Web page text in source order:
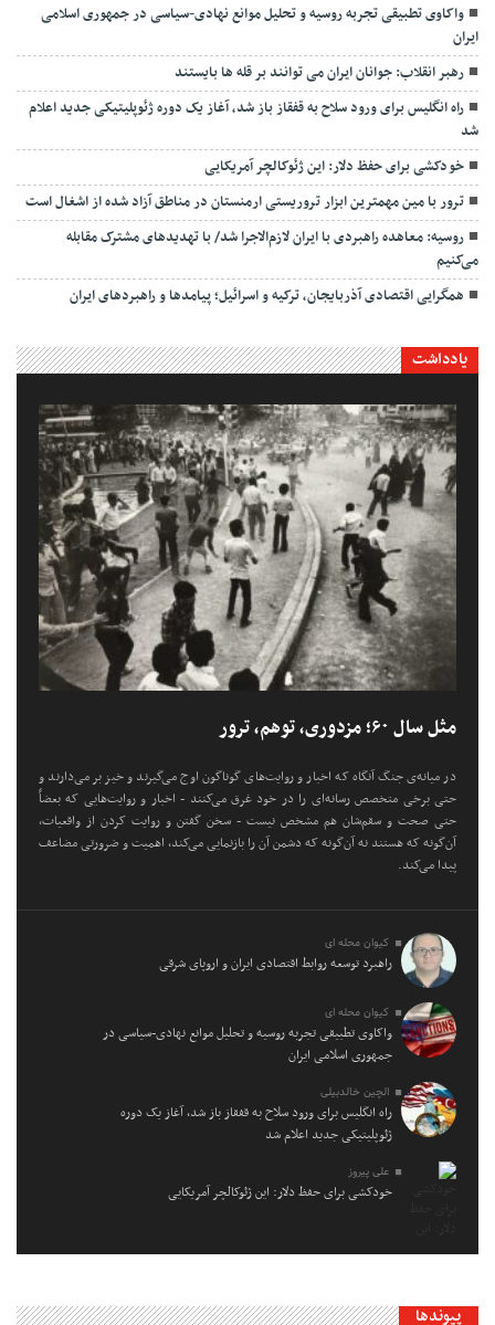
واکاوی تطبیقی تجربه روسیه و تحلیل موانع نهادی-سیاسی در جمهوری اسلامی
ایران
رهبر انقلاب: جوانان ایران می توانند بر قله ها بایستند
راه انگلیس برای ورود سلاح به قفقاز باز شد، آغاز یک دوره ژئوپلیتیکی جدید اعلام
شد
خودکشی برای حفظ دلار: این ژئوکالچر آمریکایی
ترور با مین مهمترین ابزار تروریستی ارمنستان در مناطق آزاد شده از اشغال است
روسیه: معاهده راهبردی با ایران لازم‌الاجرا شد/ با تهدیدهای مشترک مقابله
می‌کنیم
همگرایی اقتصادی آذربایجان، ترکیه و اسرائیل؛ پیامدها و راهبردهای ایران
یادداشت
مثل سال ۶۰؛ مزدوری، توهم، ترور
در میانه‌ی جنگ آنگاه که اخبار و روایت‌های گوناگون اوج می‌گیرند و خیز بر می‌دارند و
حتی برخی متخصص رسانه‌ای را در خود غرق می‌کنند - اخبار و روایت‌هایی که بعضاً
حتی صحت و سقم‌شان هم مشخص نیست - سخن گفتن و روایت کردن از واقعیات،
آن‌گونه که هستند نه آن‌گونه که دشمن آن را بازنمایی می‌کند، اهمیت و ضرورتی مضاعف
پیدا می‌کند.
کیوان محله ای
راهبرد توسعه روابط اقتصادی ایران و اروپای شرقی
کیوان محله ای
واکاوی تطبیقی تجربه روسیه و تحلیل موانع نهادی-سیاسی در
جمهوری اسلامی ایران
الچین خالدبیلی
راه انگلیس برای ورود سلاح به قفقاز باز شد، آغاز یک دوره
ژئوپلیتیکی جدید اعلام شد
علی پیروز
خودکشی برای حفظ دلار: این ژئوکالچر آمریکایی
پیوندها